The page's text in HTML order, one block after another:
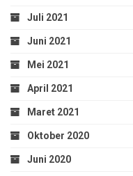
Juli 2021
Juni 2021
Mei 2021
April 2021
Maret 2021
Oktober 2020
Juni 2020